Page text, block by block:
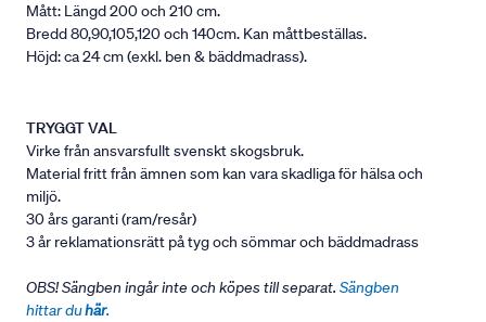
Mått: Längd 200 och 210 cm.
Bredd 80,90,105,120 och 140cm. Kan måttbeställas.
Höjd: ca 24 cm (exkl. ben & bäddmadrass).
TRYGGT VAL
Virke från ansvarsfullt svenskt skogsbruk.
Material fritt från ämnen som kan vara skadliga för hälsa och
miljö.
30 års garanti (ram/resår)
3 år reklamationsrätt på tyg och sömmar och bäddmadrass
OBS! Sängben ingår inte och köpes till separat. Sängben
hittar duhär.